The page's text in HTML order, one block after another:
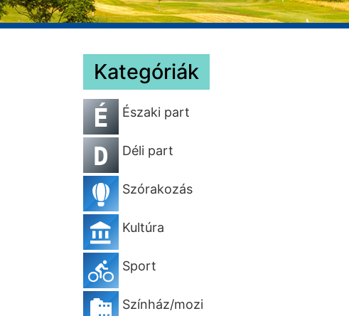
Kategóriák
É Északi part
D Déli part
Szórakozás
Kultúra
Sport
Színház/mozi